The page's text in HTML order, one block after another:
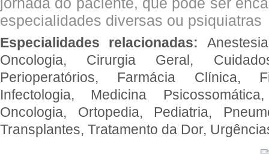
especialidades diversas ou psiquiatras
Especialidades relacionadas:
Oncologia, Cirurgia Geral,
Perioperatórios, Farmácia Clínica,
Infectologia, Medicina
Oncologia, Ortopedia, Pediatria,
Transplantes, Tratamento da Dor,